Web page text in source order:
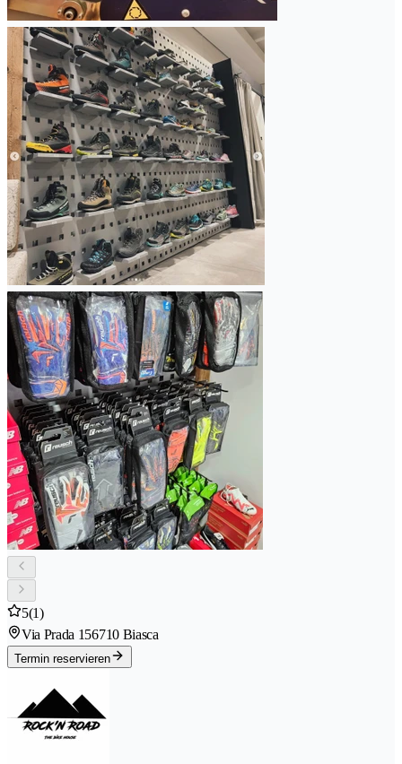
5(1)
Via Prada 156710 Biasca
Termin reservieren